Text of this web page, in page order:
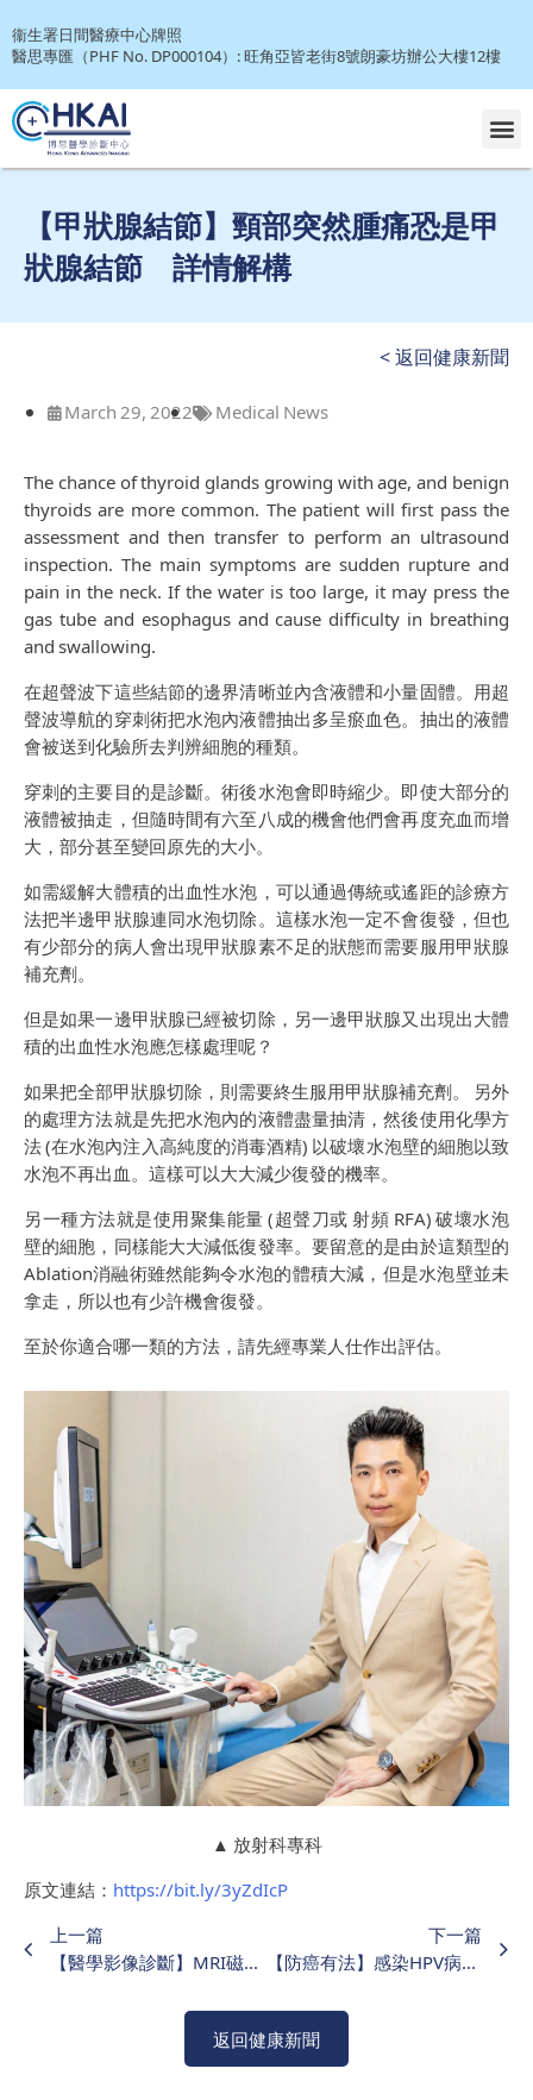
衞生署日間醫療中心牌照
醫思專匯（PHF No. DP000104）: 旺角亞皆老街8號朗豪坊辦公大樓12樓
【甲狀腺結節】頸部突然腫痛恐是甲
狀腺結節 詳情解構
March 29, 2022 Medical News
< 返回健康新聞
The chance of thyroid glands growing with age, and benign
thyroids are more common. The patient will first pass the
assessment and then transfer to perform an ultrasound
inspection. The main symptoms are sudden rupture and
pain in the neck. If the water is too large, it may press the
gas tube and esophagus and cause difficulty in breathing
and swallowing.
在超聲波下這些結節的邊界清晰並內含液體和小量固體。用超
聲波導航的穿刺術把水泡內液體抽出多呈瘀血色。抽出的液體
會被送到化驗所去判辨細胞的種類。
穿刺的主要目的是診斷。術後水泡會即時縮少。即使大部分的
液體被抽走，但隨時間有六至八成的機會他們會再度充血而增
大，部分甚至變回原先的大小。
如需緩解大體積的出血性水泡，可以通過傳統或遙距的診療方
法把半邊甲狀腺連同水泡切除。這樣水泡一定不會復發，但也
有少部分的病人會出現甲狀腺素不足的狀態而需要服用甲狀腺
補充劑。
但是如果一邊甲狀腺已經被切除，另一邊甲狀腺又出現出大體
積的出血性水泡應怎樣處理呢？
如果把全部甲狀腺切除，則需要終生服用甲狀腺補充劑。 另外
的處理方法就是先把水泡內的液體盡量抽清，然後使用化學方
法 (在水泡內注入高純度的消毒酒精) 以破壞水泡壁的細胞以致
水泡不再出血。這樣可以大大減少復發的機率。
另一種方法就是使用聚集能量 (超聲刀或 射頻 RFA) 破壞水泡
壁的細胞，同樣能大大減低復發率。要留意的是由於這類型的
Ablation消融術雖然能夠令水泡的體積大減，但是水泡壁並未
拿走，所以也有少許機會復發。
至於你適合哪一類的方法，請先經專業人仕作出評估。
▲ 放射科專科
原文連結： https://bit.ly/3yZdIcP
上一篇
【醫學影像診斷】MRI磁力共振檢查 無病無痛都要Check?
下一篇
【防癌有法】感染HPV病毒可演變口咽癌 解構3種致癌高危口腔活動
返回健康新聞